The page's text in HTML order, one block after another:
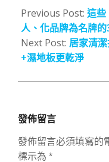
03-
08
Previous Post: 這些
人、化品牌為名牌
Next Post: 居家清
+濕地板更乾淨
發佈留言
發佈留言必須填寫的
標示為 *